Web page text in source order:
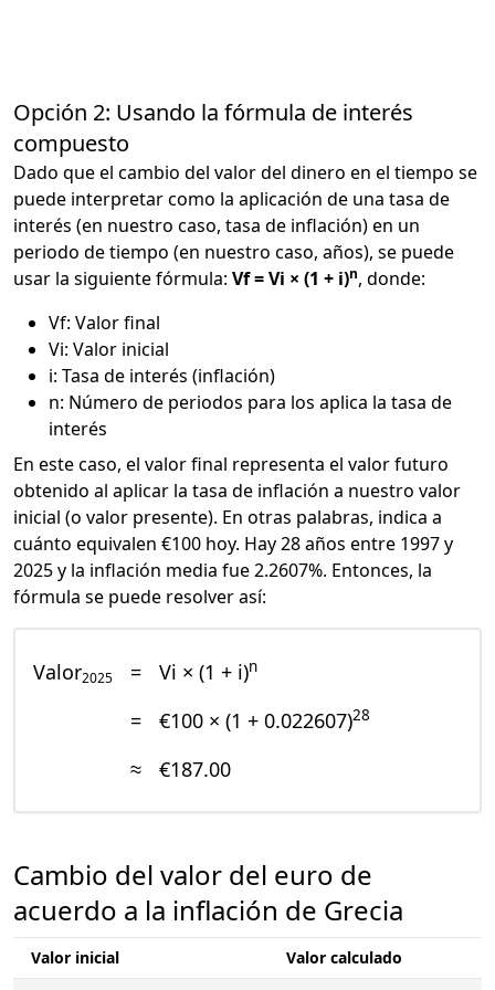
Opción 2: Usando la fórmula de interés
compuesto
Dado que el cambio del valor del dinero en el tiempo se
puede interpretar como la aplicación de una tasa de
interés (en nuestro caso, tasa de inflación) en un
periodo de tiempo (en nuestro caso, años), se puede
usar la siguiente fórmula: Vf = Vi × (1 + i)n, donde:
Vf: Valor final
Vi: Valor inicial
i: Tasa de interés (inflación)
n: Número de periodos para los aplica la tasa de
interés
En este caso, el valor final representa el valor futuro
obtenido al aplicar la tasa de inflación a nuestro valor
inicial (o valor presente). En otras palabras, indica a
cuánto equivalen €100 hoy. Hay 28 años entre 1997 y
2025 y la inflación media fue 2.2607%. Entonces, la
fórmula se puede resolver así:
Valor2025 = Vi × (1 + i)n
= €100 × (1 + 0.022607)28
≈ €187.00
Cambio del valor del euro de
acuerdo a la inflación de Grecia
Valor inicial Valor calculado